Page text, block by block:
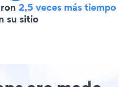
2,5 veces más tiempo
su sitio